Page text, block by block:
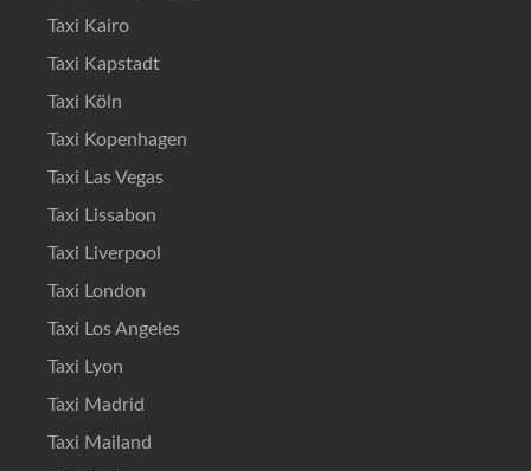
Taxi Kairo
Taxi Kapstadt
Taxi Köln
Taxi Kopenhagen
Taxi Las Vegas
Taxi Lissabon
Taxi Liverpool
Taxi London
Taxi Los Angeles
Taxi Lyon
Taxi Madrid
Taxi Mailand